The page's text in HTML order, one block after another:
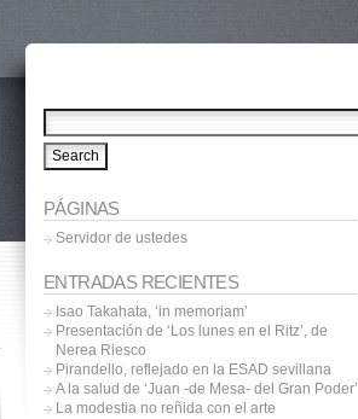
PÁGINAS
Servidor de ustedes
ENTRADAS RECIENTES
Isao Takahata, ‘in memoriam’
Presentación de ‘Los lunes en el Ritz’, de
Nerea Riesco
Pirandello, reflejado en la ESAD sevillana
A la salud de ‘Juan -de Mesa- del Gran Poder’
La modestia no reñida con el arte